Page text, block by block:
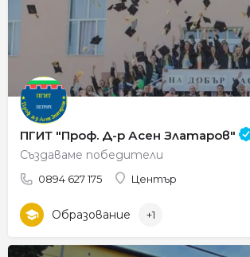
ПГИТ "Проф. Д-р Асен Златаров"
Създаваме победители
0894 627 175 Център
Образование +1